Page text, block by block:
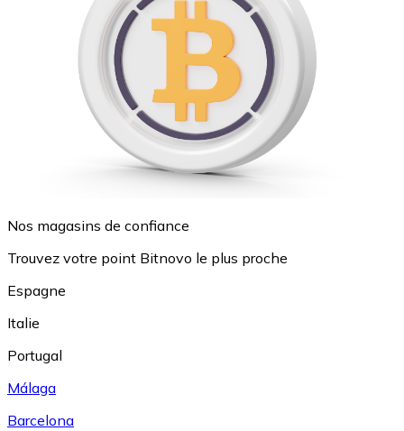
Nos magasins de confiance
Trouvez votre point Bitnovo le plus proche
Espagne
Italie
Portugal
Málaga
Barcelona